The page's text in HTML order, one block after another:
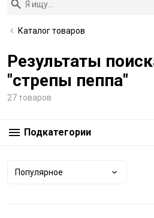
Каталог товаров
Результаты
"стрепы пеппа"
27 товаров
Подкатегории
Популярное